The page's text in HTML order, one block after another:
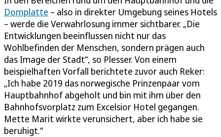
Domplatte – also in direkter Umgebung seines Hotels
– werde die Verwahrlosung immer sichtbarer. „Die
Entwicklungen beeinflussen nicht nur das
Wohlbefinden der Menschen, sondern prägen auch
das Image der Stadt“, so Plesser. Von einem
beispielhaften Vorfall berichtete zuvor auch Reker:
„Ich habe 2019 das norwegische Prinzenpaar vom
Hauptbahnhof abgeholt und bin mit ihm über den
Bahnhofsvorplatz zum Excelsior Hotel gegangen.
Mette Marit wirkte verunsichert, aber ich habe sie
beruhigt.“